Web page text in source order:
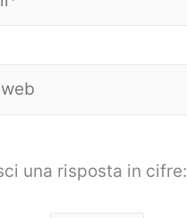
una risposta in cifre: